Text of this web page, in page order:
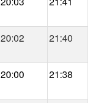
20:02 21:40
20:00 21:38